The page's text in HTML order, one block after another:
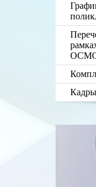
Кадры